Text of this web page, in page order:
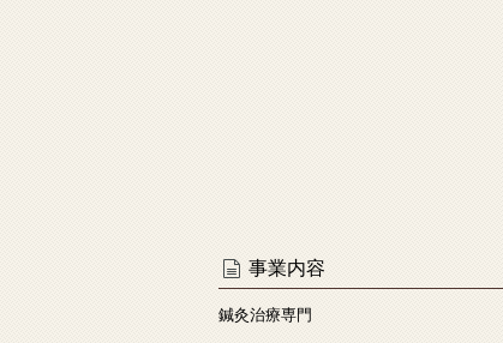
事業内容
鍼灸治療専門